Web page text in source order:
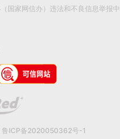
国家网信办）违法和不良信息举报
鲁ICP备2020050362号-1